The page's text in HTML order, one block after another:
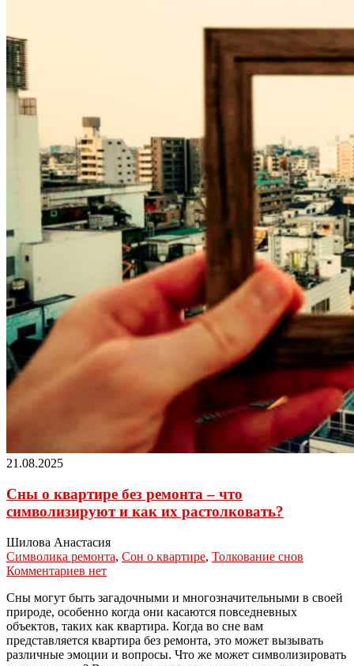
21.08.2025
Сны о квартире без ремонта – что
символизируют и как их растолковать?
Шилова Анастасия
Символика ремонта, Сон о квартире, Толкование снов
Комментариев нет
Сны могут быть загадочными и многозначительными в своей
природе, особенно когда они касаются повседневных
объектов, таких как квартира. Когда во сне вам
представляется квартира без ремонта, это может вызывать
различные эмоции и вопросы. Что же может символизировать